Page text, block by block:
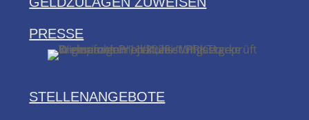
PRESSE
STELLENANGEBOTE